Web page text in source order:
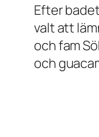
Efter
valt att
och fam
och